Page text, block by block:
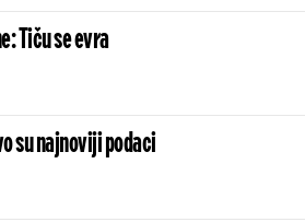
Tiču se evra
su najnoviji podaci